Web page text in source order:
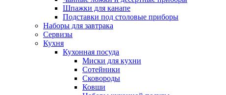
Шпажки для канапе
Подставки под столовые приборы
Наборы для завтрака
Сервизы
Кухня
Кухонная посуда
Миски для кухни
Сотейники
Сковороды
Ковши